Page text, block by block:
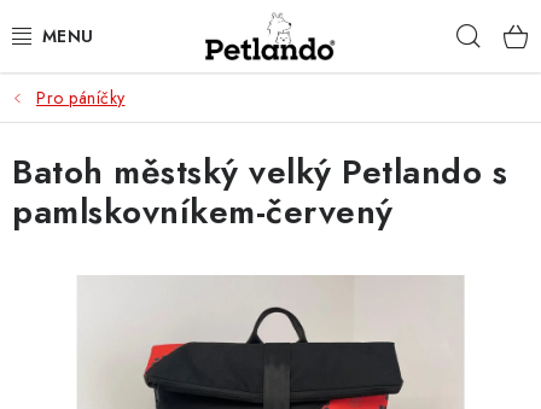
na
PRO PSY
PRO KOČKY
PRO PÁNÍČKY
Pro páníčky
Batoh městský velký Petlando s
pamlskovníkem-červený